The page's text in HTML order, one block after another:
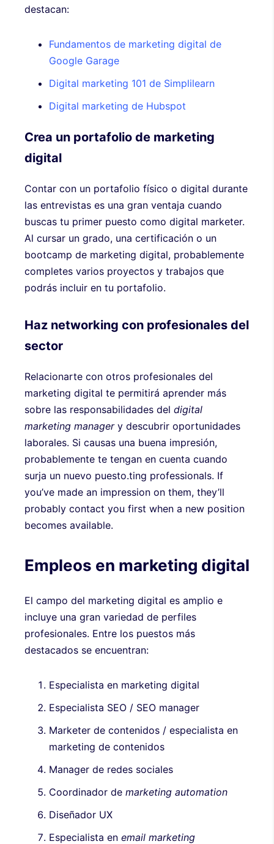
destacan:
Fundamentos de marketing digital de
Google Garage
Digital marketing 101 de Simplilearn
Digital marketing de Hubspot
Crea un portafolio de marketing
digital
Contar con un portafolio físico o digital durante
las entrevistas es una gran ventaja cuando
buscas tu primer puesto como digital marketer.
Al cursar un grado, una certificación o un
bootcamp de marketing digital, probablemente
completes varios proyectos y trabajos que
podrás incluir en tu portafolio.
Haz networking con profesionales del
sector
Relacionarte con otros profesionales del
marketing digital te permitirá aprender más
sobre las responsabilidades del digital
marketing managery descubrir oportunidades
laborales. Si causas una buena impresión,
probablemente te tengan en cuenta cuando
surja un nuevo puesto.ting professionals. If
you’ve made an impression on them, they’ll
probably contact you first when a new position
becomes available.
Empleos en marketing digital
El campo del marketing digital es amplio e
incluye una gran variedad de perfiles
profesionales. Entre los puestos más
destacados se encuentran:
Especialista en marketing digital
Especialista SEO / SEO manager
Marketer de contenidos / especialista en
marketing de contenidos
Manager de redes sociales
Coordinador de marketing automation
Diseñador UX
Especialista en email marketing